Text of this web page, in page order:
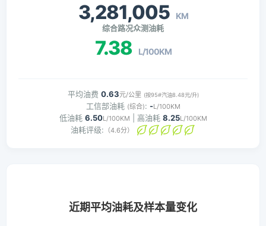
3,281,005 KM
综合路况众测油耗
7.38 L/100KM
平均油费 0.63元/公里 (按95#汽油8.48元/升)
工信部油耗 (综合): -L/100KM
低油耗 6.50L/100KM | 高油耗 8.25L/100KM
油耗评级: （4.6分）